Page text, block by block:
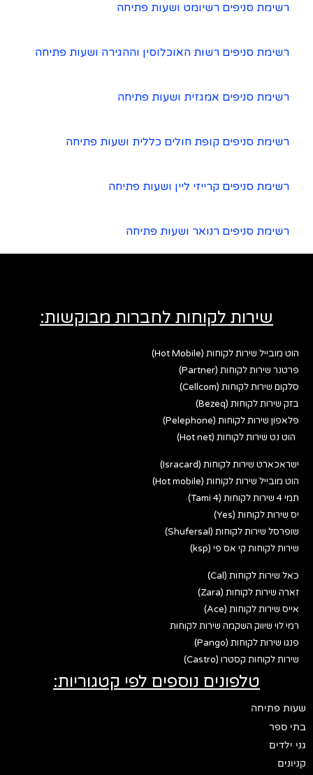
רשימת סניפים רשיומט ושעות פתיחה
רשימת סניפים רשות האוכלוסין וההגירה ושעות פתיחה
רשימת סניפים אמגזית ושעות פתיחה
רשימת סניפים קופת חולים כללית ושעות פתיחה
רשימת סניפים קרייזי ליין ושעות פתיחה
רשימת סניפים רנואר ושעות פתיחה
שירות לקוחות לחברות מבוקשות:
הוט מובייל שירות לקוחות (Hot Mobile)
פרטנר שירות לקוחות (Partner)
סלקום שירות לקוחות (Cellcom)
בזק שירות לקוחות (Bezeq)
פלאפון שירות לקוחות (Pelephone)
הוט נט שירות לקוחות (Hot net)
ישראכארט שירות לקוחות (Isracard)
הוט מובייל שירות לקוחות (Hot mobile)
תמי 4 שירות לקוחות (Tami 4)
יס שירות לקוחות (Yes)
שופרסל שירות לקוחות (Shufersal)
שירות לקוחות קי אס פי (ksp)
כאל שירות לקוחות (Cal)
זארה שירות לקוחות (Zara)
אייס שירות לקוחות (Ace)
רמי לוי שיווק השקמה שירות לקוחות
פנגו שירות לקוחות (Pango)
שירות לקוחות קסטרו (Castro)
טלפונים נוספים לפי קטגוריות:
שעות פתיחה
בתי ספר
גני ילדים
קניונים